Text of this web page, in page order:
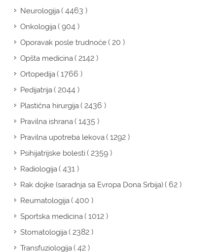
Neurologija( 4463 )
Onkologija( 904 )
Oporavak posle trudnoće( 20 )
Opšta medicina( 2142 )
Ortopedija( 1766 )
Pedijatrija( 2044 )
Plastična hirurgija( 2436 )
Pravilna ishrana( 1435 )
Pravilna upotreba lekova( 1292 )
Psihijatrijske bolesti( 2359 )
Radiologija( 431 )
Rak dojke (saradnja sa Evropa Dona Srbija)( 62 )
Reumatologija( 400 )
Sportska medicina( 1012 )
Stomatologija( 2382 )
Transfuziologija( 42 )